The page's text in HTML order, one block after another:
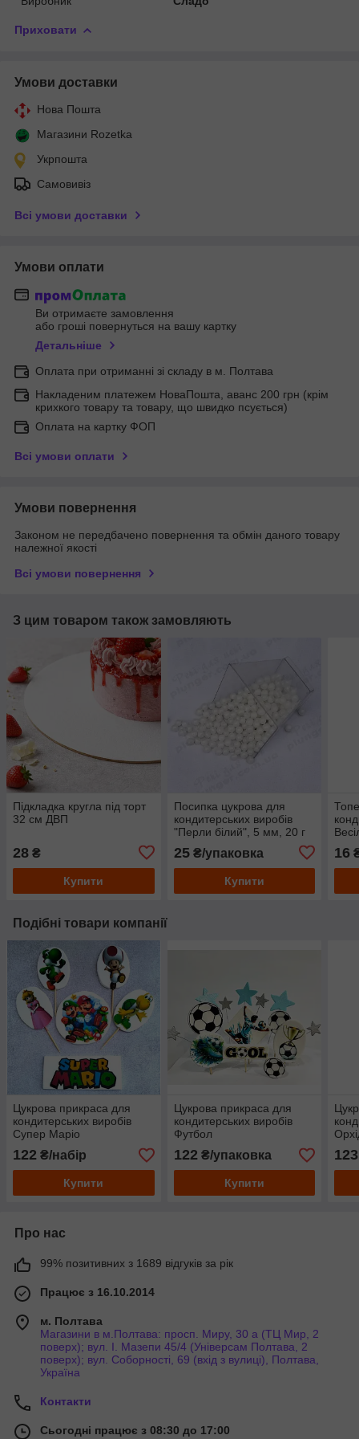
Приховати
Умови доставки
Нова Пошта
Магазини Rozetka
Укрпошта
Самовивіз
Всі умови доставки
Умови оплати
Ви отримаєте замовлення
або гроші повернуться на вашу картку
Детальніше
Оплата при отриманні зі складу в м. Полтава
Накладеним платежем НоваПошта, аванс 200 грн (крім
крихкого товару та товару, що швидко псується)
Оплата на картку ФОП
Всі умови оплати
Умови повернення
Законом не передбачено повернення та обмін даного товару
належної якості
Всі умови повернення
З цим товаром також замовляють
Підкладка кругла під торт
32 см ДВП
28 ₴
Купити
Посипка цукрова для
кондитерських виробів
"Перли білий", 5 мм, 20 г
25₴/упаковка
Купити
16
Подібні товари компанії
Цукрова прикраса для
кондитерських виробів
Супер Маріо
122 ₴/набір
Купити
Цукрова прикраса для
кондитерських виробів
Футбол
122 ₴/упаковка
Купити
123
Про нас
99% позитивних з 1689 відгуків за рік
Працює з 16.10.2014
м. Полтава
Магазини в м.Полтава: просп. Миру, 30 а (ТЦ Мир, 2
поверх); вул. І. Мазепи 45/4 (Універсам Полтава, 2
поверх); вул. Соборності, 69 (вхід з вулиці), Полтава,
Україна
Контакти
Сьогодні працює з 08:30 до 17:00